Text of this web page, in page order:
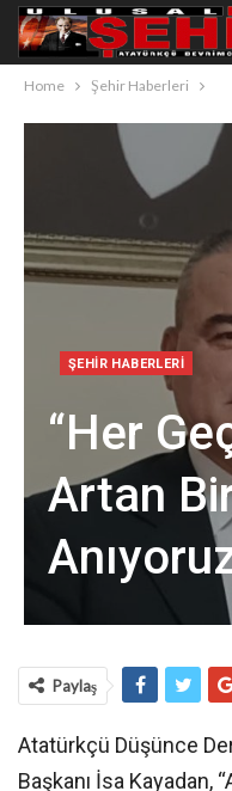
Home Şehir Haberleri
ŞEHIR HABERLERI
“Her
Artan
Paylaş
Atatürkçü Düşünce
Başkanı İsa Kayadan,